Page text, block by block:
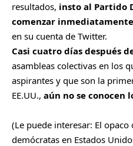
resultados, insto al Partido
comenzar
en su cuenta de Twitter.
Casi cuatro días después
asambleas colectivas en los
aspirantes y que son la
EE.UU., aún no se conocen
(Le puede interesar: El
demócratas en Estados